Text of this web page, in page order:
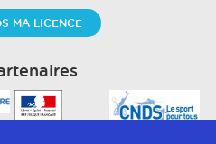
MA LICENCE